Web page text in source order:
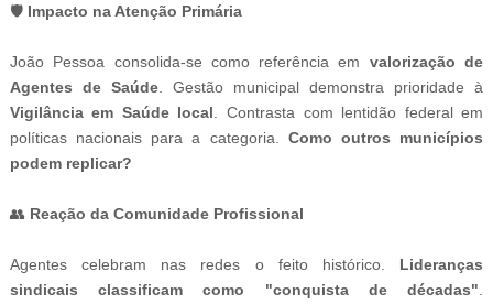
🛡️ Impacto na Atenção Primária
João Pessoa consolida-se como referência em valorização de
Agentes de Saúde. Gestão municipal demonstra prioridade à
Vigilância em Saúde local . Contrasta com lentidão federal em
políticas nacionais para a categoria. Como outros municípios
podem replicar?
👥 Reação da Comunidade Profissional
Agentes celebram nas redes o feito histórico. Lideranças
sindicais classificam como "conquista de décadas"